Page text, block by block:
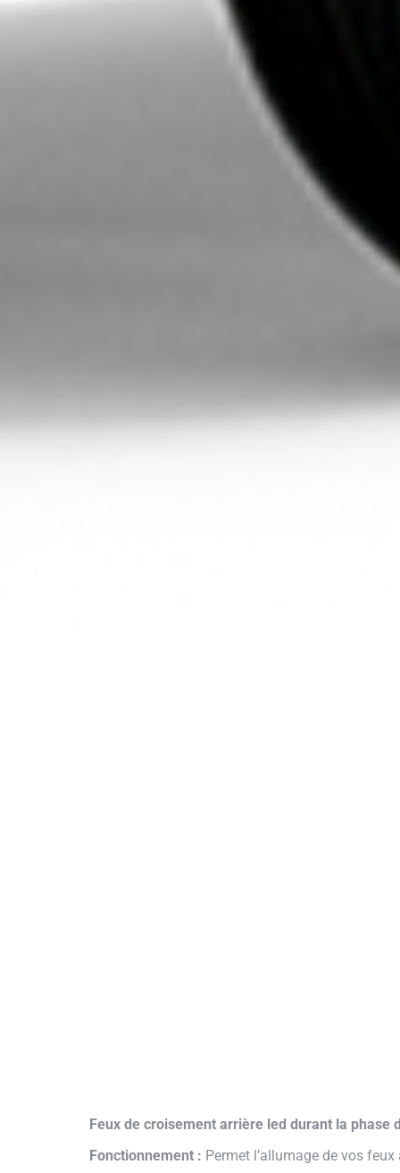
Feux de croisement arrière led durant la phase
Fonctionnement : Permet l’allumage de vos